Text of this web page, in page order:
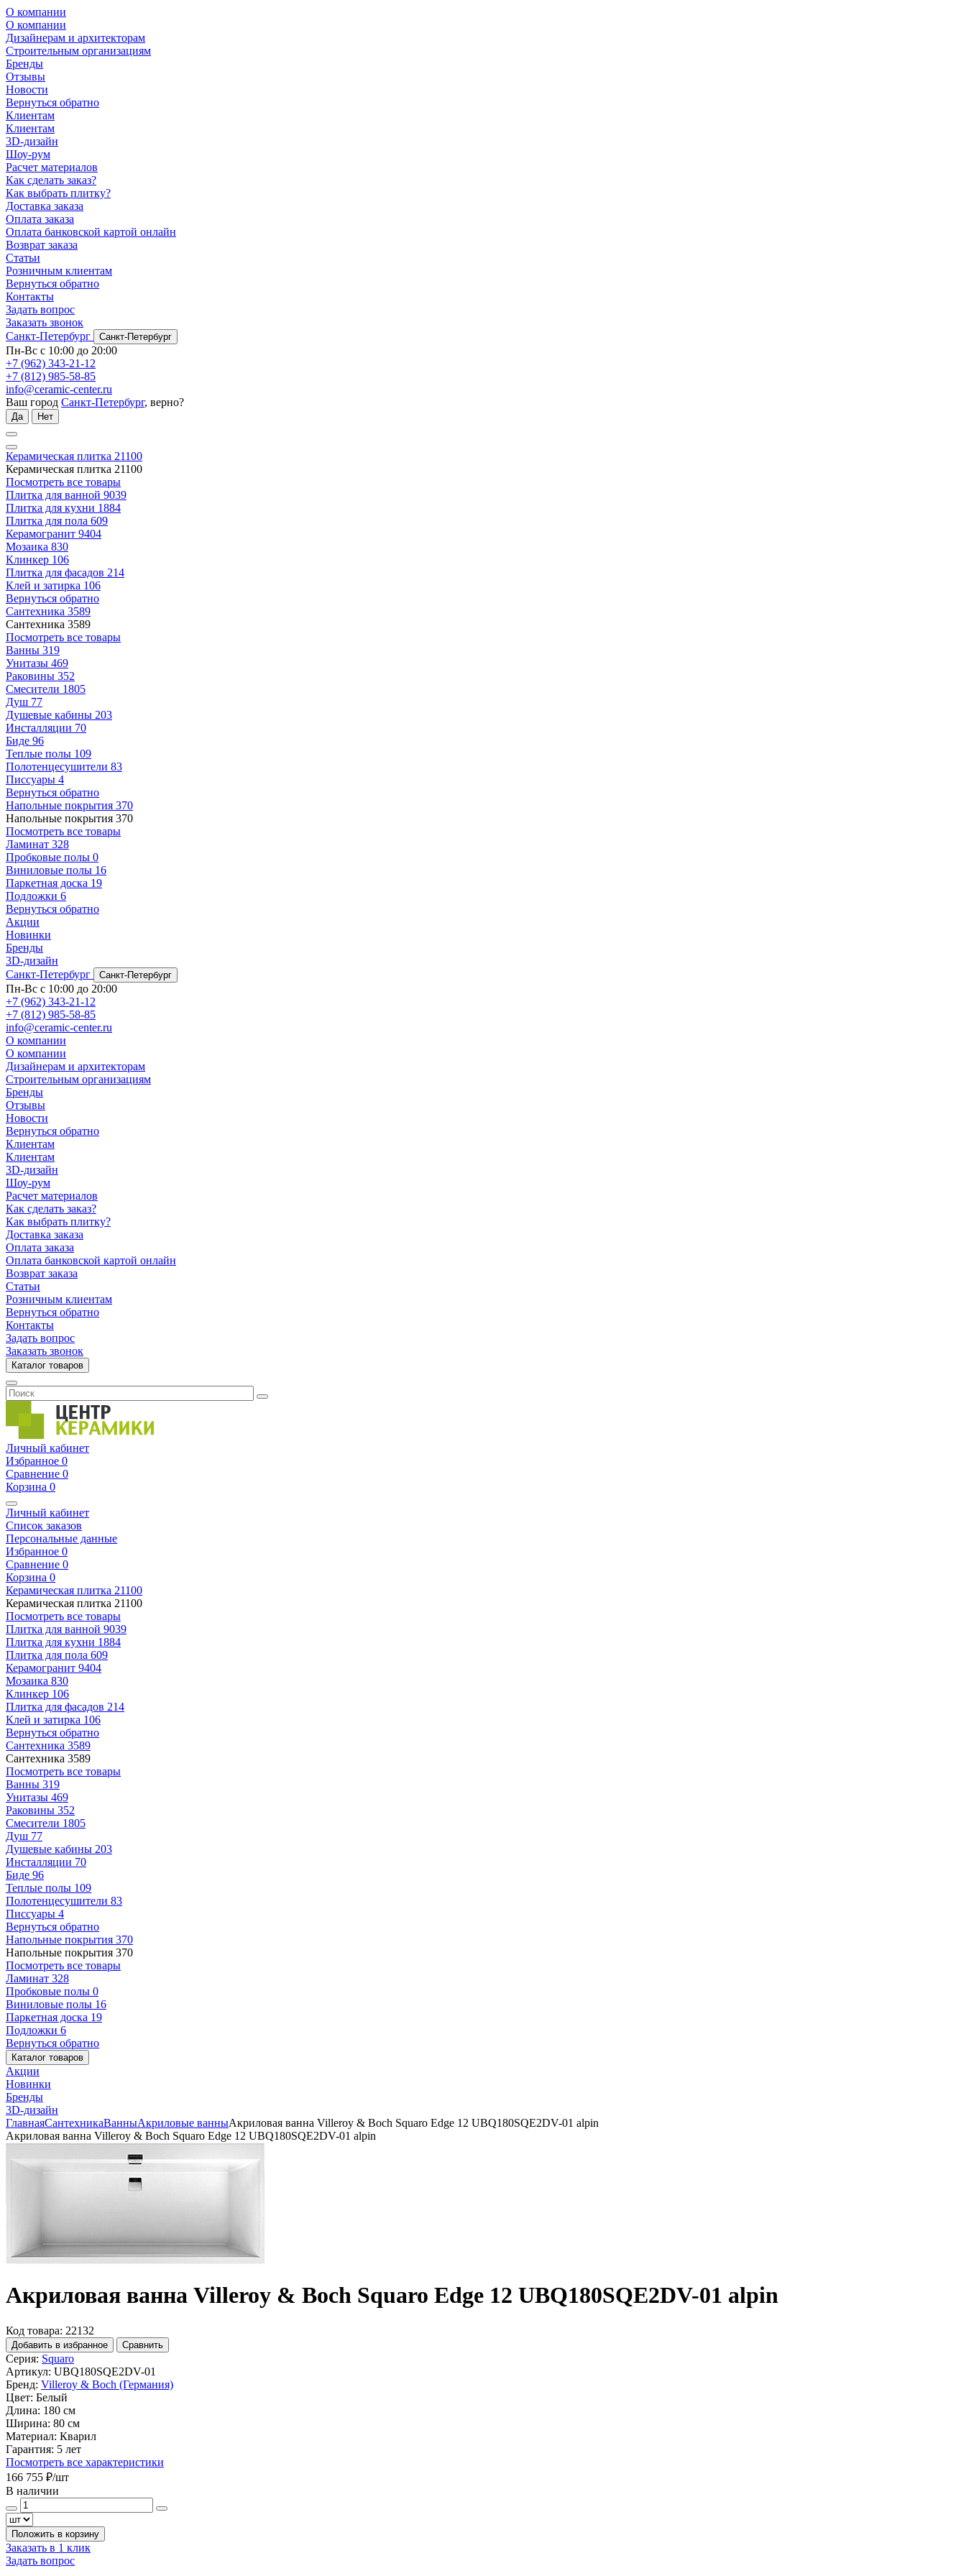
О компании
О компании
Дизайнерам и архитекторам
Строительным организациям
Бренды
Отзывы
Новости
Вернуться обратно
Клиентам
Клиентам
3D-дизайн
Шоу-рум
Расчет материалов
Как сделать заказ?
Как выбрать плитку?
Доставка заказа
Оплата заказа
Оплата банковской картой онлайн
Возврат заказа
Статьи
Розничным клиентам
Вернуться обратно
Контакты
Задать вопрос
Заказать звонок
Санкт-Петербург
Санкт-Петербург
Пн-Вс с 10:00 до 20:00
+7 (962) 343-21-12
+7 (812) 985-58-85
info@ceramic-center.ru
Ваш город Санкт-Петербург, верно?
Да Нет
Керамическая плитка 21100
Керамическая плитка 21100
Посмотреть все товары
Плитка для ванной 9039
Плитка для кухни 1884
Плитка для пола 609
Керамогранит 9404
Мозаика 830
Клинкер 106
Плитка для фасадов 214
Клей и затирка 106
Вернуться обратно
Сантехника 3589
Сантехника 3589
Посмотреть все товары
Ванны 319
Унитазы 469
Раковины 352
Смесители 1805
Душ 77
Душевые кабины 203
Инсталляции 70
Биде 96
Теплые полы 109
Полотенцесушители 83
Писсуары 4
Вернуться обратно
Напольные покрытия 370
Напольные покрытия 370
Посмотреть все товары
Ламинат 328
Пробковые полы 0
Виниловые полы 16
Паркетная доска 19
Подложки 6
Вернуться обратно
Акции
Новинки
Бренды
3D-дизайн
Санкт-Петербург
Санкт-Петербург
Пн-Вс с 10:00 до 20:00
+7 (962) 343-21-12
+7 (812) 985-58-85
info@ceramic-center.ru
О компании
О компании
Дизайнерам и архитекторам
Строительным организациям
Бренды
Отзывы
Новости
Вернуться обратно
Клиентам
Клиентам
3D-дизайн
Шоу-рум
Расчет материалов
Как сделать заказ?
Как выбрать плитку?
Доставка заказа
Оплата заказа
Оплата банковской картой онлайн
Возврат заказа
Статьи
Розничным клиентам
Вернуться обратно
Контакты
Задать вопрос
Заказать звонок
Каталог товаров
Личный кабинет
Избранное 0
Сравнение 0
Корзина 0
Личный кабинет
Список заказов
Персональные данные
Избранное 0
Сравнение 0
Корзина 0
Керамическая плитка 21100
Керамическая плитка 21100
Посмотреть все товары
Плитка для ванной 9039
Плитка для кухни 1884
Плитка для пола 609
Керамогранит 9404
Мозаика 830
Клинкер 106
Плитка для фасадов 214
Клей и затирка 106
Вернуться обратно
Сантехника 3589
Сантехника 3589
Посмотреть все товары
Ванны 319
Унитазы 469
Раковины 352
Смесители 1805
Душ 77
Душевые кабины 203
Инсталляции 70
Биде 96
Теплые полы 109
Полотенцесушители 83
Писсуары 4
Вернуться обратно
Напольные покрытия 370
Напольные покрытия 370
Посмотреть все товары
Ламинат 328
Пробковые полы 0
Виниловые полы 16
Паркетная доска 19
Подложки 6
Вернуться обратно
Каталог товаров
Акции
Новинки
Бренды
3D-дизайн
ГлавнаяСантехникаВанныАкриловые ванныАкриловая ванна Villeroy & Boch Squaro Edge 12 UBQ180SQE2DV-01 alpin
Акриловая ванна Villeroy & Boch Squaro Edge 12 UBQ180SQE2DV-01 alpin
Акриловая ванна Villeroy & Boch Squaro Edge 12 UBQ180SQE2DV-01 alpin
Код товара: 22132
Добавить в избранное Сравнить
Серия: Squaro
Артикул: UBQ180SQE2DV-01
Бренд: Villeroy & Boch (Германия)
Цвет: Белый
Длина: 180 см
Ширина: 80 см
Материал: Кварил
Гарантия: 5 лет
Посмотреть все характеристики
166 755 ₽/шт
В наличии
Положить в корзину
Заказать в 1 клик
Задать вопрос